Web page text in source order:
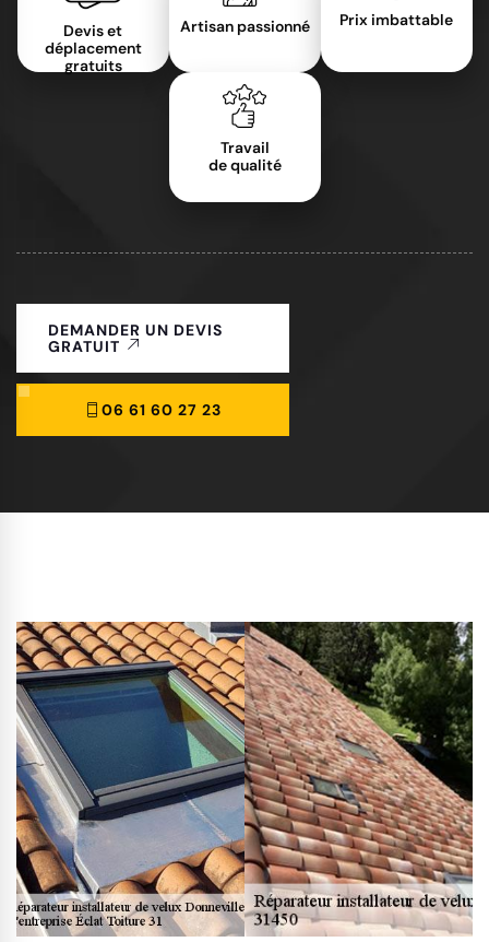
Devis et
déplacement
gratuits
Artisan passionné Prix imbattable
Travail
de qualité
DEMANDER UN DEVIS
GRATUIT
06 61 60 27 23